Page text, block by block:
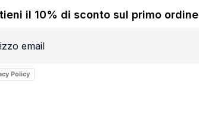
il 10% di sconto sul primo ordine
Policy